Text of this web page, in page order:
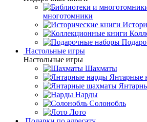
многотомники
Настольные игры
Настольные игры
Шахматы
Янтарные
Нарды
Солонобль
Лото